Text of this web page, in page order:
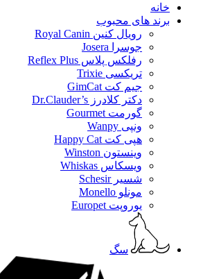
خانه
برند های محبوب
رویال کنین Royal Canin
جوسرا Josera
رفلکس پلاس Reflex Plus
تریکسی Trixie
جیم کت GimCat
دکتر کلادرز Dr.Clauder’s
گورمت Gourmet
ونپی Wanpy
هپی کت Happy Cat
وینستون Winston
ویسکاس Whiskas
شسیر Schesir
مونلو Monello
یوروپت Europet
سگ